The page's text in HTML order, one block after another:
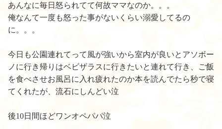
あんなに毎日怒られてて何故ママなのか。。。
俺なんて一度も怒った事がないくらい溺愛してるの
に。。。
今日も公園連れてって風が強いから室内が良いとアソボー
ノに行き帰りはベビザラスに行きたいと連れて行き、ご飯
を食べさせお風呂に入れ疲れたのか本を読んでたら秒で寝
てくれたが、流石にしんどい泣
後10日間ほどワンオペパパ泣